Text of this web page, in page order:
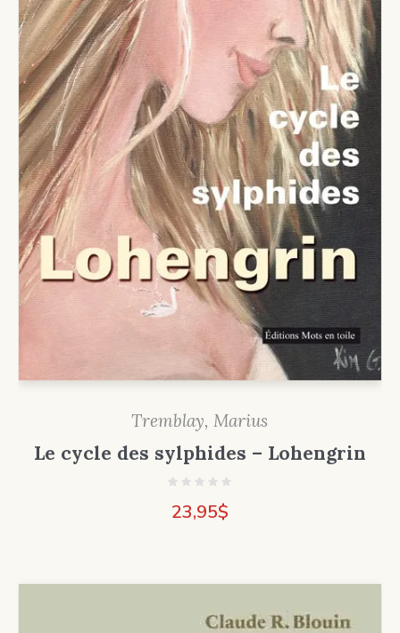
Tremblay, Marius
Le cycle des sylphides – Lohengrin
23,95$